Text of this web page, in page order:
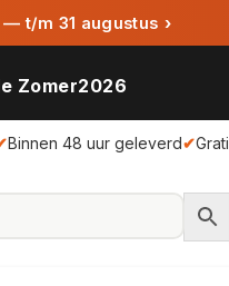
t/m 31 augustus ›
Zomer2026
Binnen 48 uur geleverd✔